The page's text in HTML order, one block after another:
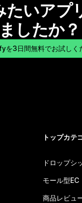
たいアプ
ましたか？
を3日間無料でお試しく
トップカテ
ドロップシ
モール型EC
商品レビュ